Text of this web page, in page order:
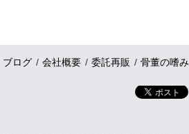
ブログ 会社概要 委託再販 骨董の嗜